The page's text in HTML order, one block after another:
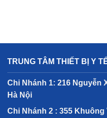
TRUNG TÂM THIẾT BỊ Y
Chi Nhánh 1: 216 Nguyễn
Hà Nội
Chi Nhánh 2 : 355 Khuông